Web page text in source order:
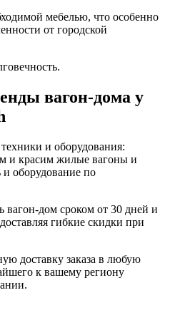
мебелью, что особенно
от городской
вагон-дома у
и оборудования:
и красим жилые вагоны и
оборудование по
вагон-дом сроком от 30 дней и
гибкие скидки при
доставку заказа в любую
к вашему региону